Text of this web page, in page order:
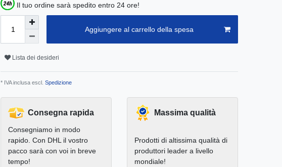
Il tuo ordine sarà spedito entro 24 ore!
Aggiungere al carrello della spesa
Lista dei desideri
* IVA inclusa escl. Spedizione
Consegna rapida
Consegniamo in modo
rapido. Con DHL il vostro
pacco sarà con voi in breve
tempo!
Massima qualità
Prodotti di altissima qualità di
produttori leader a livello
mondiale!